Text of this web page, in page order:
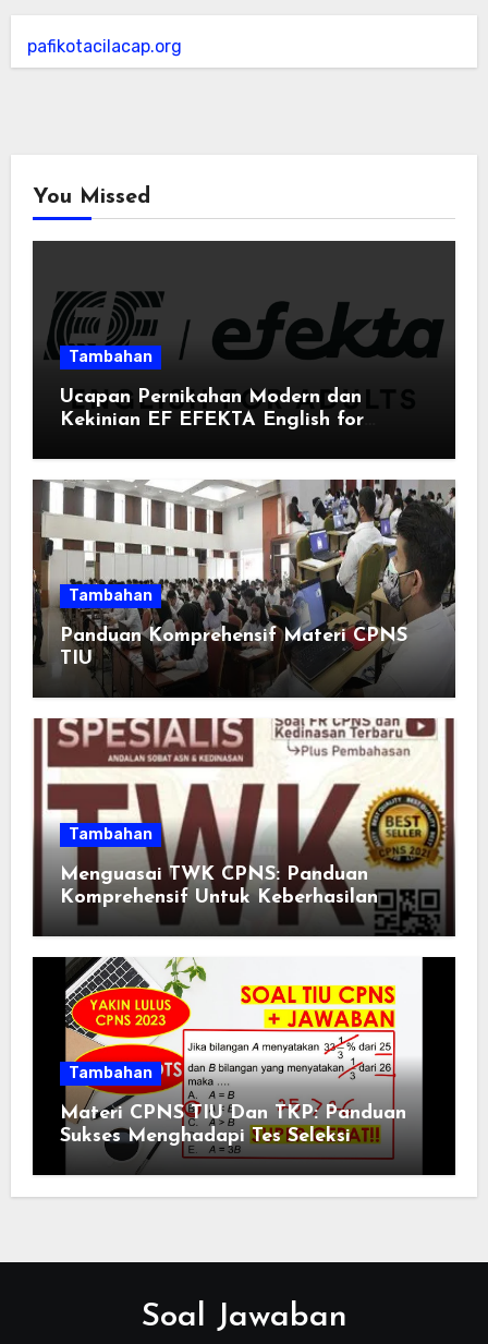
pafikotacilacap.org
You Missed
Tambahan
Ucapan Pernikahan Modern dan
Kekinian EF EFEKTA English for
Momen Spesial Semakin Berarti
Tambahan
Panduan Komprehensif Materi CPNS
TIU
Tambahan
Menguasai TWK CPNS: Panduan
Komprehensif Untuk Keberhasilan
Tambahan
Materi CPNS TIU Dan TKP: Panduan
Sukses Menghadapi Tes Seleksi
Soal Jawaban